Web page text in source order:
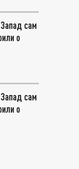
сам
о
сам
о